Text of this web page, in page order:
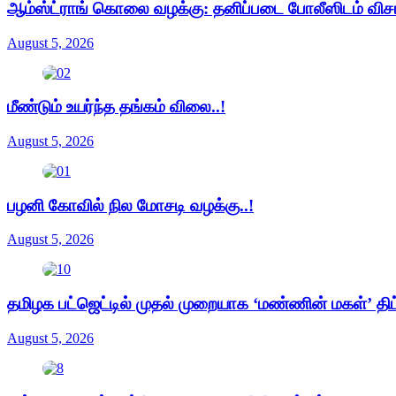
ஆம்ஸ்ட்ராங் கொலை வழக்கு: தனிப்படை போலீஸிடம்
August 5, 2026
மீண்டும் உயர்ந்த தங்கம் விலை..!
August 5, 2026
பழனி கோவில் நில மோசடி வழக்கு..!
August 5, 2026
தமிழக பட்ஜெட்டில் முதல் முறையாக ‘மண்ணின் மகள்’
August 5, 2026